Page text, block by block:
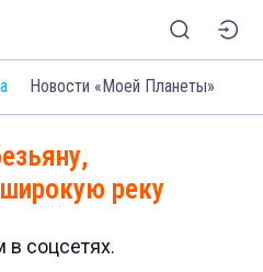
Новости «Моей Планеты»
реку
соцсетях.